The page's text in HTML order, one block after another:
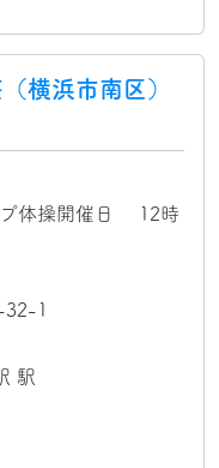
横浜市南区）
プ体操開催日 12時
32-1
駅